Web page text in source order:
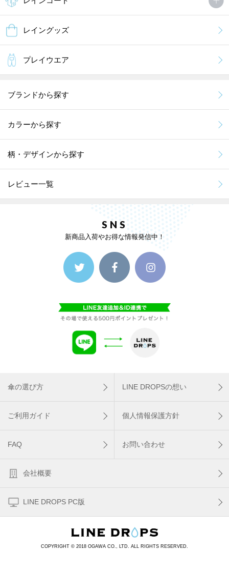
レイングッズ
プレイウエア
ブランドから探す
カラーから探す
柄・デザインから探す
レビュー一覧
SNS
新商品入荷やお得な情報発信中！
傘の選び方 LINE DROPSの想い
ご利用ガイド 個人情報保護方針
FAQ お問い合わせ
会社概要
LINE DROPS PC版
COPYRIGHT © 2018 OGAWA CO., LTD. ALL RIGHTS RESERVED.